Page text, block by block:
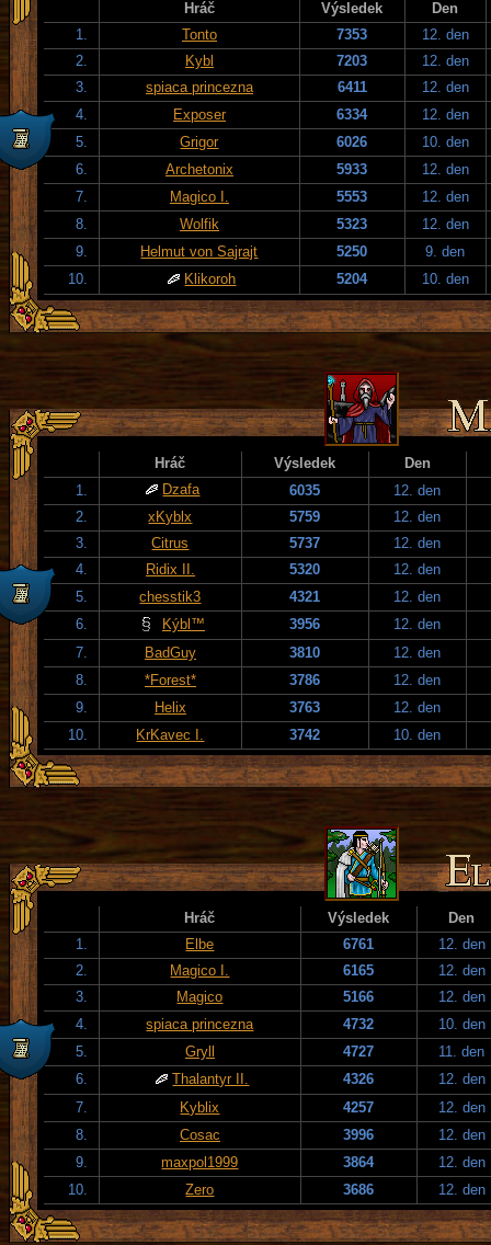
Hráč Výsledek
Den
1.
Tonto 7353
12. den
2.
Kybl 7203
12. den
3.
spiaca princezna 6411
12. den
4.
Exposer 6334
12. den
5.
Grigor 6026
10. den
6.
Archetonix 5933
12. den
7.
Magico I. 5553
12. den
8.
Wolfik 5323
12. den
9.
Helmut von Sajrajt 5250
9. den
10.
Klikoroh 5204 10. den
Hráč Výsledek
Den
1.
Dzafa 6035
12. den
2.
xKyblx 5759
12. den
3.
Citrus 5737
12. den
4.
Ridix II. 5320
12. den
5.
chesstik3 4321
12. den
6.
Kýbl™ 3956
12. den
7.
BadGuy 3810
12. den
8.
*Forest* 3786
12. den
9.
Helix 3763
12. den
10.
KrKavec I. 3742 10. den
Hráč Výsledek
Den
1.
Elbe 6761
12. den
2.
Magico I. 6165
12. den
3.
Magico 5166
12. den
4.
spiaca princezna 4732
10. den
5.
Gryll 4727
11. den
6.
Thalantyr II. 4326
12. den
7.
Kyblix 4257
12. den
8.
Cosac 3996
12. den
9.
maxpol1999 3864
12. den
10.
Zero 3686 12. den